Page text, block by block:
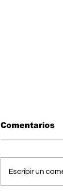
Comentarios
Escribir un